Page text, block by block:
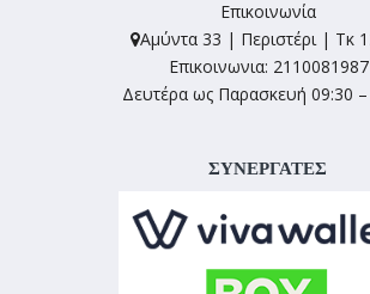
Επικοινωνία
Αμύντα 33 | Περιστέρι | Τκ
Επικοινωνια: 2110081987
Δευτέρα ως Παρασκευή 09:30
ΣΥΝΕΡΓΑΤΕΣ